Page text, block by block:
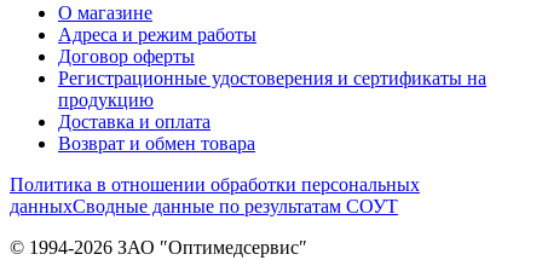
О магазине
Адреса и режим работы
Договор оферты
Регистрационные удостоверения и сертификаты на
продукцию
Доставка и оплата
Возврат и обмен товара
Политика в отношении обработки персональных
данныхСводные данные по результатам СОУТ
© 1994-2026 ЗАО ″Оптимедсервис″